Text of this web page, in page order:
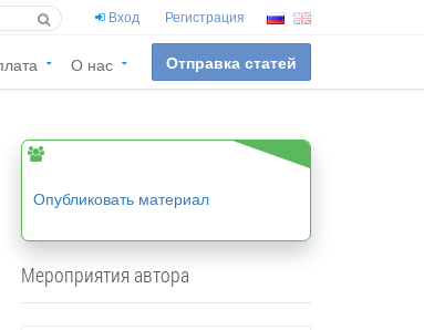
Вход Регистрация
О нас Отправка статей
Опубликовать материал
Мероприятия автора